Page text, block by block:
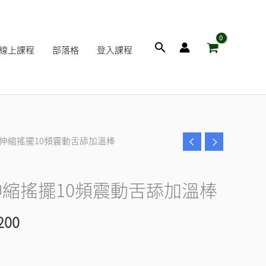
上課程 部落格 登入課程
搜
縮搖擺10頻震動舌舔加溫棒
搖擺10頻震動舌舔加溫棒
目
價
格：